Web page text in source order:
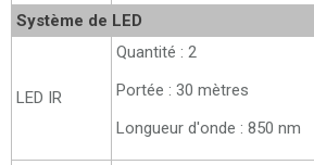
Système de LED
LED IR
Quantité : 2
Portée : 30 mètres
Longueur d'onde : 850 nm